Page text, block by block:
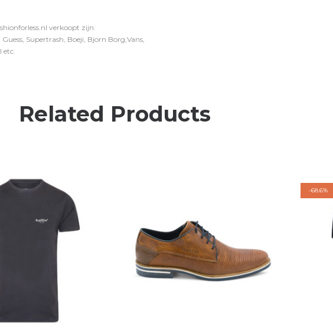
verkoopt zijn:
Supertrash, Boeji, Bjorn Borg,Vans,
etc.
Related Products
-68.6%